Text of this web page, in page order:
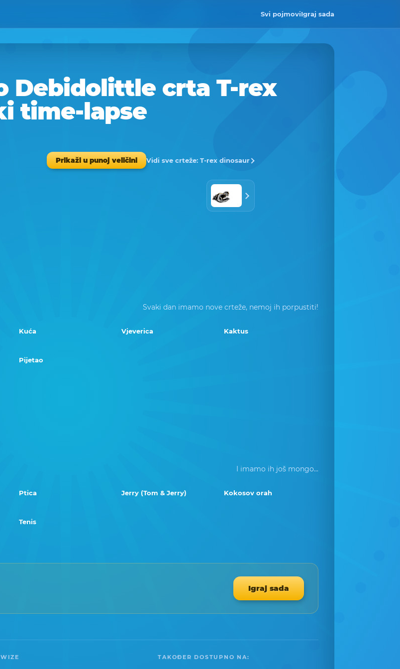
Svi pojmoviIgraj sada
Debidolittle crta T-rex
time-lapse
Prikaži u punoj veličini Vidi sve crteže: T-rex dinosaur
Svaki dan imamo nove crteže, nemoj ih porpustiti!
Kuća Vjeverica Kaktus
Pijetao
I imamo ih još mongo...
Ptica Jerry (Tom & Jerry) Kokosov orah
Tenis
Igraj sada
TAKOĐER DOSTUPNO NA: